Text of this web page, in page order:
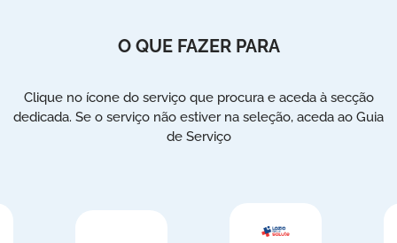
O QUE FAZER PARA
Clique no ícone do serviço que procura e aceda à secção
dedicada. Se o serviço não estiver na seleção, aceda ao Guia
de Serviço